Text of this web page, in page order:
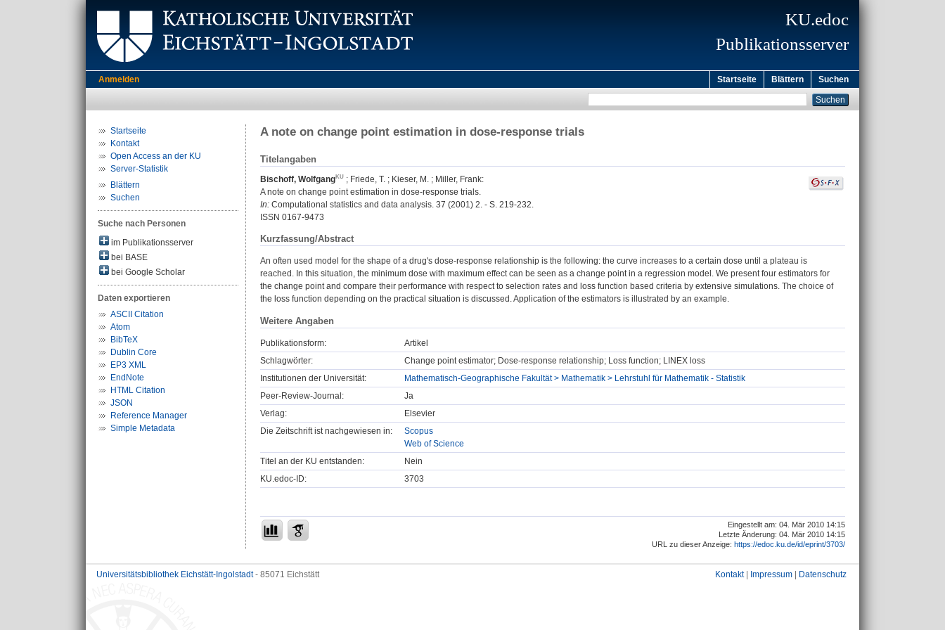
KU.edoc
Publikationsserver
Anmelden Startseite Blättern Suchen
Startseite
Kontakt
Open Access an der KU
Server-Statistik
Blättern
Suchen
Suche nach Personen
im Publikationsserver
bei BASE
bei Google Scholar
Daten exportieren
ASCII Citation
Atom
BibTeX
Dublin Core
EP3 XML
EndNote
HTML Citation
JSON
Reference Manager
Simple Metadata
A note on change point estimation in dose-response trials
Titelangaben
Bischoff, Wolfgang ; Friede, T. ; Kieser, M. ; Miller, Frank:
A note on change point estimation in dose-response trials.
In: Computational statistics and data analysis. 37 (2001) 2. - S. 219-232.
ISSN 0167-9473
Kurzfassung/Abstract
An often used model for the shape of a drug's dose-response relationship is the following: the curve increases to a certain dose until a plateau is
reached. In this situation, the minimum dose with maximum effect can be seen as a change point in a regression model. We present four estimators for
the change point and compare their performance with respect to selection rates and loss function based criteria by extensive simulations. The choice of
the loss function depending on the practical situation is discussed. Application of the estimators is illustrated by an example.
Weitere Angaben
Publikationsform:
Artikel
Schlagwörter:
Change point estimator; Dose-response relationship; Loss function; LINEX loss
Institutionen der Universität:
Mathematisch-Geographische Fakultät > Mathematik > Lehrstuhl für Mathematik - Statistik
Peer-Review-Journal:
Ja
Verlag:
Elsevier
Die Zeitschrift ist nachgewiesen in:
Scopus
Web of Science
Titel an der KU entstanden:
Nein
KU.edoc-ID:
3703
Eingestellt am: 04. Mär 2010 14:15
Letzte Änderung: 04. Mär 2010 14:15
URL zu dieser Anzeige: https://edoc.ku.de/id/eprint/3703/
Universitätsbibliothek Eichstätt-Ingolstadt- 85071 Eichstätt Kontakt| Impressum Datenschutz